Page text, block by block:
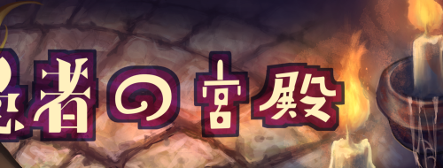
ン
テ
ン
ツ
へ
ス
キ
ッ
プ